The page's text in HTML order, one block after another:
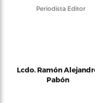
Periodista Editor
Lcdo. Ramón
Pabón